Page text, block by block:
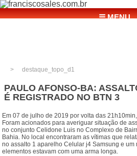
☰ MENU
destaque_topo_d1
PAULO AFONSO-BA:
É REGISTRADO NO BTN 3
Em 07 de julho de 2019 por volta das
Foram acionados para averiguar situação de
no conjunto Celidone Luis no Complexo de
Bahia. No local encontraram as vítimas que
no assalto 1 aparelho Celular j4 Samsung e
elementos estavam com uma arma longa.